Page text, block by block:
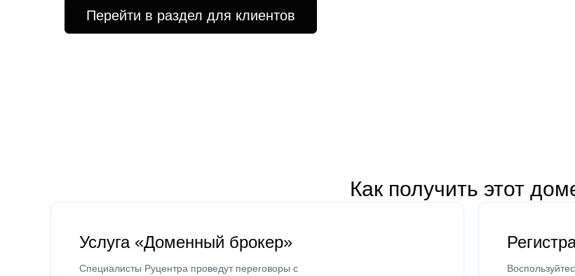
Перейти в раздел для клиентов
Как получить этот
Услуга «Доменный брокер»
Специалисты Руцентра проведут переговоры с